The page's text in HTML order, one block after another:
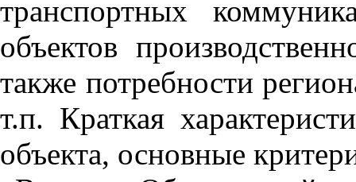
транспортных
объектов
также потребности
т.п. Краткая
объекта, основные